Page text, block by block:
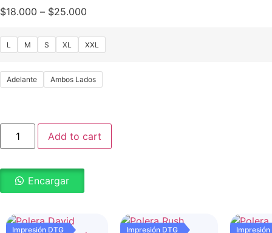
$18.000 – $25.000
L M S XL XXL
Adelante Ambos Lados
Add to cart
Encargar
Impresión DTG Impresión DTG Impresión